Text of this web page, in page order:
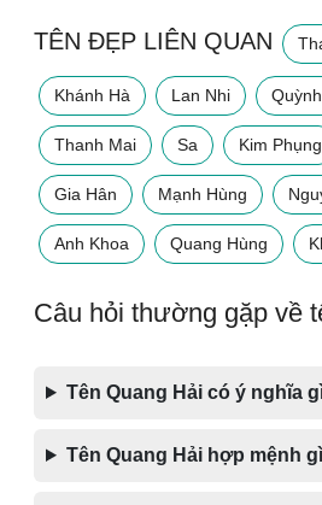
TÊN ĐẸP LIÊN QUAN
Khánh Hà Lan Nhi
Thanh Mai Sa Kim Phụng
Gia Hân Mạnh Hùng
Anh Khoa Quang Hùng
Câu hỏi thường gặp về
Tên Quang Hải có ý nghĩa
Tên Quang Hải hợp mệnh